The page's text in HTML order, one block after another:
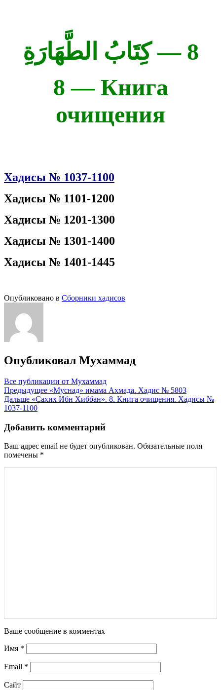
8 — كِتَابُ الطَّهَارَةِ
8 — Книга
очищения
Хадисы № 1037-1100
Хадисы № 1101-1200
Хадисы № 1201-1300
Хадисы № 1301-1400
Хадисы № 1401-1445
Опубликовано в Сборники хадисов
Опубликовал Мухаммад
Все публикации от Мухаммад
Навигация
по
Предыдущее «Муснад» имама Ахмада. Хадис № 5803
Дальше «Сахих Ибн Хиббан». 8. Книга очищения. Хадисы №
1037-1100
Добавить комментарий
Ваш адрес email не будет опубликован. Обязательные поля
помечены *
Ваше сообщение в комментах
Имя *
Email *
Сайт